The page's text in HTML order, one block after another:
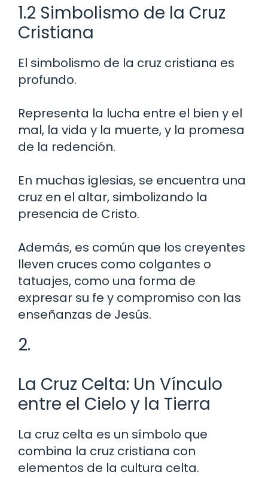
1.2 Simbolismo de la Cruz
Cristiana
El simbolismo de la cruz cristiana es
profundo.
Representa la lucha entre el bien y el
mal, la vida y la muerte, y la promesa
de la redención.
En muchas iglesias, se encuentra una
cruz en el altar, simbolizando la
presencia de Cristo.
Además, es común que los creyentes
lleven cruces como colgantes o
tatuajes, como una forma de
expresar su fe y compromiso con las
enseñanzas de Jesús.
2.
La Cruz Celta: Un Vínculo
entre el Cielo y la Tierra
La cruz celta es un símbolo que
combina la cruz cristiana con
elementos de la cultura celta.